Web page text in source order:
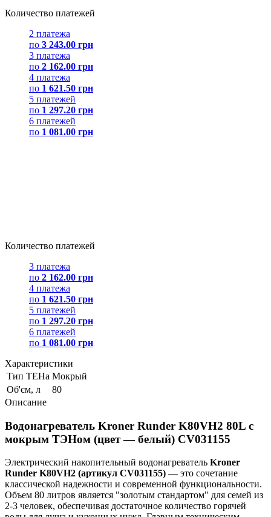
Количество платежей
2 платежа
по 3 243.00 грн
3 платежа
по 2 162.00 грн
4 платежа
по 1 621.50 грн
5 платежей
по 1 297.20 грн
6 платежей
по 1 081.00 грн
Количество платежей
3 платежа
по 2 162.00 грн
4 платежа
по 1 621.50 грн
5 платежей
по 1 297.20 грн
6 платежей
по 1 081.00 грн
Характеристики
Тип ТЕНа Мокрый
Об'єм, л
80
Описание
Водонагреватель Kroner Runder K80VH2 80L с
мокрым ТЭНом (цвет — белый) CV031155
Электрический накопительный водонагреватель Kroner
Runder K80VH2 (артикул CV031155) — это сочетание
классической надежности и современной функциональности.
Объем 80 литров является "золотым стандартом" для семей из
2-3 человек, обеспечивая достаточное количество горячей